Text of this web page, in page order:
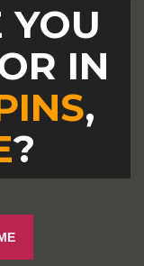
IN
,
?